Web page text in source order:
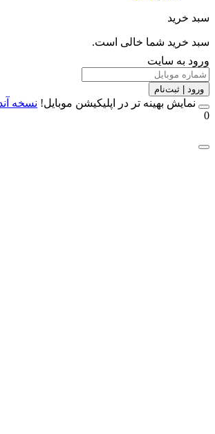
خرید شما خالی است.
به سایت
| ثبت‌نام
بهینه تر در اپلیکیشن موبایل!نسخه آندروید